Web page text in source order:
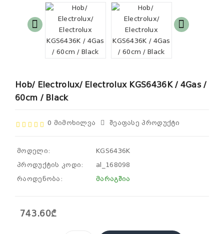
Hob/ Electrolux/ Electrolux KGS6436K / 4Gas /
60cm / Black
0 Მიმოხილვა Შეაფასე Პროდუქტი
მოდელი:
KGS6436K
პროდუქტის კოდი:
al_168098
რაოდენობა:
მარაგშია
743.60₾